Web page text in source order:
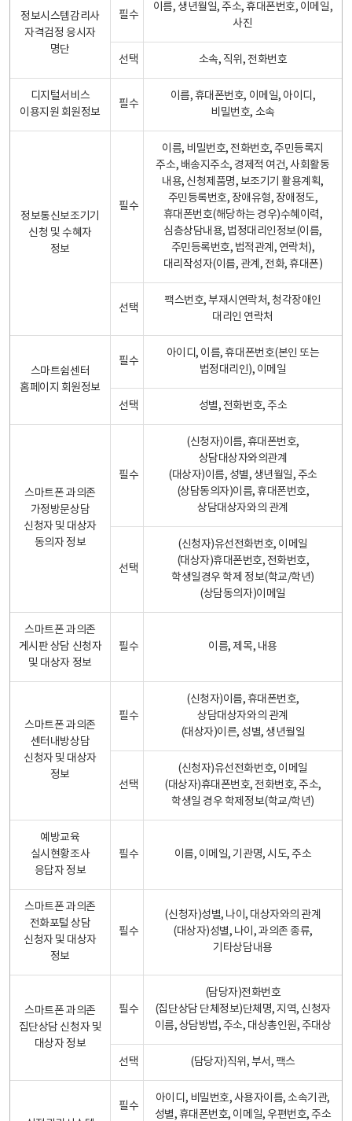
정보시스템감리사
자격검정 응시자
명단
필수
이름, 생년월일, 주소, 휴대폰번호, 이메일,
사진
선택 소속, 직위, 전화번호
디지털서비스
이용지원 회원정보
필수
이름, 휴대폰번호, 이메일, 아이디,
비밀번호, 소속
정보통신보조기기
신청 및 수혜자
정보
필수
이름, 비밀번호, 전화번호, 주민등록지
주소, 배송지주소, 경제적 여건, 사회활동
내용, 신청제품명, 보조기기 활용계획,
주민등록번호, 장애유형, 장애정도,
휴대폰번호(해당하는 경우)수혜이력,
심층상담내용, 법정대리인정보(이름,
주민등록번호, 법적관계, 연락처),
대리작성자(이름, 관계, 전화, 휴대폰)
선택
팩스번호, 부재시연락처, 청각장애인
대리인 연락처
스마트쉼센터
홈페이지 회원정보
필수
아이디, 이름, 휴대폰번호(본인 또는
법정대리인), 이메일
선택 성별, 전화번호, 주소
스마트폰 과의존
가정방문상담
신청자 및 대상자
동의자 정보
필수
(신청자)이름, 휴대폰번호,
상담대상자와의관계
(대상자)이름, 성별, 생년월일, 주소
(상담동의자)이름, 휴대폰번호,
상담대상자와의 관계
선택
(신청자)유선전화번호, 이메일
(대상자)휴대폰번호, 전화번호,
학생일경우 학제 정보(학교/학년)
(상담동의자)이메일
스마트폰 과의존
게시판 상담 신청자
및 대상자 정보
필수 이름, 제목, 내용
스마트폰 과의존
센터내방상담
신청자 및 대상자
정보
필수
(신청자)이름, 휴대폰번호,
상담대상자와의 관계
(대상자)이른, 성별, 생년월일
선택
(신청자)유선전화번호, 이메일
(대상자)휴대폰번호, 전화번호, 주소,
학생일 경우 학제정보(학교/학년)
예방교육
실시현황조사
응답자 정보
필수 이름, 이메일, 기관명, 시도, 주소
스마트폰 과의존
전화포털 상담
신청자 및 대상자
정보
필수
(신청자)성별, 나이, 대상자와의 관계
(대상자)성별, 나이, 과의존 종류,
기타상담내용
스마트폰 과의존
집단상담 신청자 및
대상자 정보
필수
(담당자)전화번호
(집단상담 단체정보)단체명, 지역, 신청자
이름, 상담방법, 주소, 대상총인원, 주대상
선택 (담당자)직위, 부서, 팩스
필수
아이디, 비밀번호, 사용자이름, 소속기관,
성별, 휴대폰번호, 이메일, 우편번호, 주소